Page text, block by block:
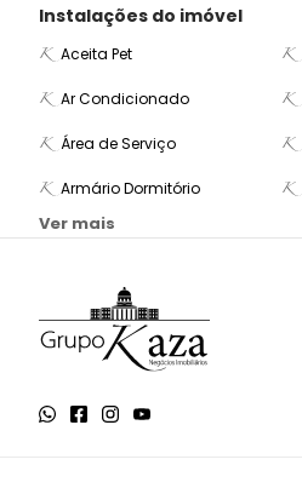
Instalações do imóvel
Aceita Pet
Ar Condicionado
Área de Serviço
Armário Dormitório
Ver mais